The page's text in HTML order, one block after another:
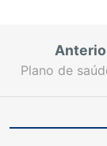
Plano de
R$ 150 mil
indevida de